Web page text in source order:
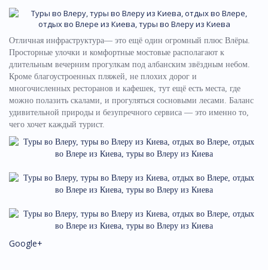
Отличная инфраструктура— это ещё один огромный плюс Влёры.
Просторные улочки и комфортные мостовые располагают к
длительным вечерним прогулкам под албанским звёздным небом.
Кроме благоустроенных пляжей, не плохих дорог и
многочисленных ресторанов и кафешек, тут ещё есть места, где
можно полазить скалами, и прогуляться сосновыми лесами. Баланс
удивительной природы и безупречного сервиса — это именно то,
чего хочет каждый турист.
Google+